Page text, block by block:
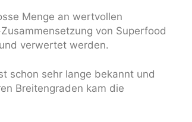
Menge an wertvollen
von Superfood
verwertet werden.
schon sehr lange bekannt und
Breitengraden kam die